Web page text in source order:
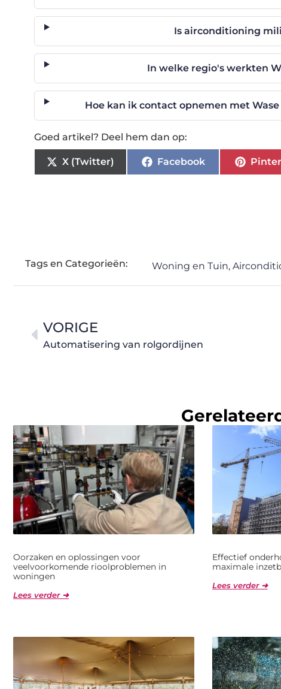
Is airconditioning
In welke regio's werkten
Hoe kan ik contact opnemen met
Goed artikel? Deel hem dan op:
X (Twitter) Facebook
Tags en Categorieën: Woning en Tuin,
VORIGE
Automatisering van rolgordijnen
Oorzaken en oplossingen voor
veelvoorkomende rioolproblemen in
woningen
Lees verder ➜
Effectief
maximale
Lees verder ➜